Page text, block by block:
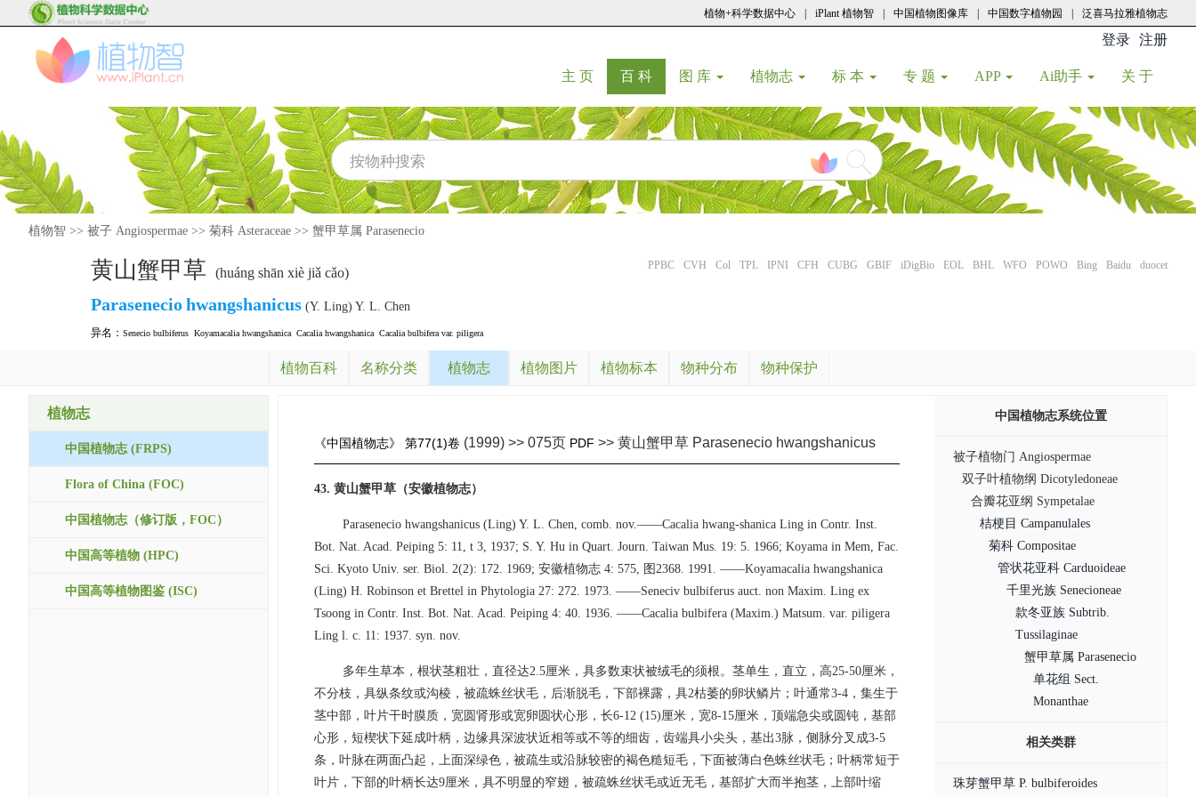
植物+科学数据中心 iPlant 植物智 中国植物图像库 中国数字植物园 泛喜马拉雅植物志
登录 注册
主 页(current)
百 科(current)
图 库 植物志 标 本 专 题 APP Ai助手 关 于
植物智 >> 被子 Angiospermae >> 菊科 Asteraceae >> 蟹甲草属 Parasenecio
黄山蟹甲草 (huáng shān xiè jiǎ cǎo) PPBC CVH Col TPL IPNI CFH CUBG GBIF iDigBio EOL BHL WFO POWO Bing Baidu duocet
Paraseneciohwangshanicus (Y. Ling) Y. L. Chen
异名： Senecio bulbiferus Koyamacalia hwangshanica Cacalia hwangshanica Cacalia bulbifera var. piligera
植物百科 名称分类 植物志 植物图片 植物标本 物种分布 物种保护
植物志
中国植物志 (FRPS)
Flora of China (FOC)
中国植物志（修订版，FOC）
中国高等植物 (HPC)
中国高等植物图鉴 (ISC)
《中国植物志》 第77(1)卷 (1999) >> 075页 PDF >> 黄山蟹甲草 Parasenecio hwangshanicus
43. 黄山蟹甲草（安徽植物志）
Parasenecio hwangshanicus (Ling) Y. L. Chen, comb. nov.——Cacalia hwang-shanica Ling in Contr. Inst.
Bot. Nat. Acad. Peiping 5: 11, t 3, 1937; S. Y. Hu in Quart. Journ. Taiwan Mus. 19: 5. 1966; Koyama in Mem, Fac.
Sci. Kyoto Univ. ser. Biol. 2(2): 172. 1969; 安徽植物志 4: 575, 图2368. 1991. ——Koyamacalia hwangshanica
(Ling) H. Robinson et Brettel in Phytologia 27: 272. 1973. ——Seneciv bulbiferus auct. non Maxim. Ling ex
Tsoong in Contr. Inst. Bot. Nat. Acad. Peiping 4: 40. 1936. ——Cacalia bulbifera (Maxim.) Matsum. var. piligera
Ling l. c. 11: 1937. syn. nov.
多年生草本，根状茎粗壮，直径达2.5厘米，具多数束状被绒毛的须根。茎单生，直立，高25-50厘米，
不分枝，具纵条纹或沟棱，被疏蛛丝状毛，后渐脱毛，下部裸露，具2枯萎的卵状鳞片；叶通常3-4，集生于
茎中部，叶片干时膜质，宽圆肾形或宽卵圆状心形，长6-12 (15)厘米，宽8-15厘米，顶端急尖或圆钝，基部
心形，短楔状下延成叶柄，边缘具深波状近相等或不等的细齿，齿端具小尖头，基出3脉，侧脉分叉成3-5
条，叶脉在两面凸起，上面深绿色，被疏生或沿脉较密的褐色糙短毛，下面被薄白色蛛丝状毛；叶柄常短于
叶片，下部的叶柄长达9厘米，具不明显的窄翅，被疏蛛丝状毛或近无毛，基部扩大而半抱茎，上部叶缩
中国植物志系统位置
被子植物门 Angiospermae
双子叶植物纲 Dicotyledoneae
合瓣花亚纲 Sympetalae
桔梗目 Campanulales
菊科 Compositae
管状花亚科 Carduoideae
千里光族 Senecioneae
款冬亚族 Subtrib.
Tussilaginae
蟹甲草属 Parasenecio
单花组 Sect.
Monanthae
相关类群
珠芽蟹甲草 P. bulbiferoides